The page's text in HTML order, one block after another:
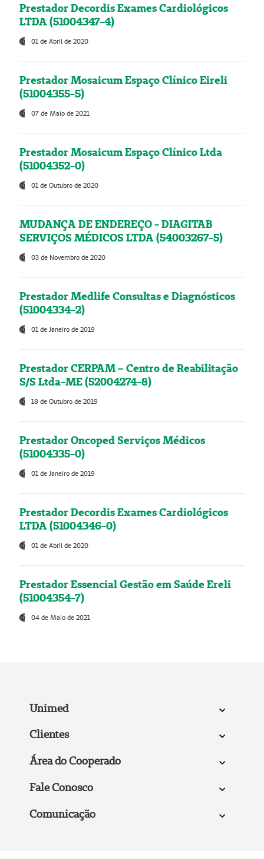
Prestador Decordis Exames Cardiológicos
LTDA (51004347-4)
01 de Abril de 2020
Prestador Mosaicum Espaço Clínico Eireli
(51004355-5)
07 de Maio de 2021
Prestador Mosaicum Espaço Clínico Ltda
(51004352-0)
01 de Outubro de 2020
MUDANÇA DE ENDEREÇO - DIAGITAB
SERVIÇOS MÉDICOS LTDA (54003267-5)
03 de Novembro de 2020
Prestador Medlife Consultas e Diagnósticos
(51004334-2)
01 de Janeiro de 2019
Prestador CERPAM – Centro de Reabilitação
S/S Ltda-ME (52004274-8)
18 de Outubro de 2019
Prestador Oncoped Serviços Médicos
(51004335-0)
01 de Janeiro de 2019
Prestador Decordis Exames Cardiológicos
LTDA (51004346-0)
01 de Abril de 2020
Prestador Essencial Gestão em Saúde Ereli
(51004354-7)
04 de Maio de 2021
Unimed
Clientes
Área do Cooperado
Fale Conosco
Comunicação